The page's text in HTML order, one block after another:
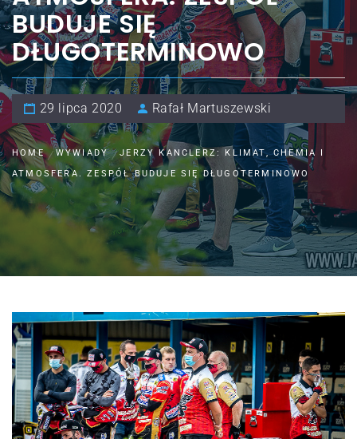
BUDUJE SIĘ
DŁUGOTERMINOWO
29 lipca 2020 Rafał Martuszewski
HOME WYWIADY
JERZY KANCLERZ: KLIMAT, CHEMIA I
ATMOSFERA. ZESPÓŁ BUDUJE SIĘ DŁUGOTERMINOWO